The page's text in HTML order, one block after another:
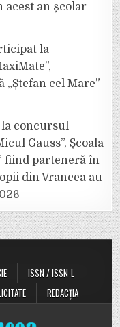
acest an școlar
la
„Ștefan cel Mare”
la concursul
Gauss”, Școala
fiind parteneră în
din Vrancea au
ISSN / ISSN-L
REDACȚIA